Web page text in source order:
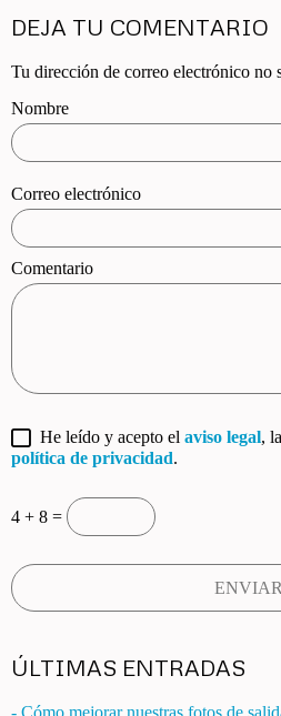
DEJA TU COMENTARIO
Tu dirección de correo electrónico no
Nombre
Correo electrónico
Comentario
He leído y acepto el aviso legal, la
política de privacidad.
4 + 8 =
ÚLTIMAS ENTRADAS